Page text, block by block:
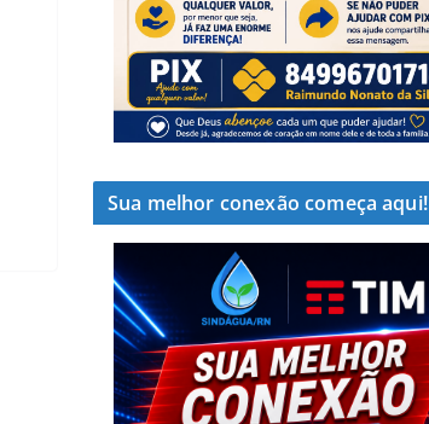
Sua melhor conexão começa aqui!